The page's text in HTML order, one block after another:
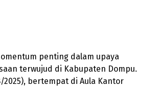
penting dalam upaya
terwujud di Kabupaten Dompu.
2025), bertempat di Aula Kantor